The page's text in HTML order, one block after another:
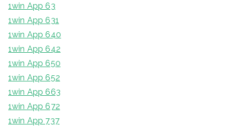
1win App 63
1win App 631
1win App 640
1win App 642
1win App 650
1win App 652
1win App 663
1win App 672
1win App 737